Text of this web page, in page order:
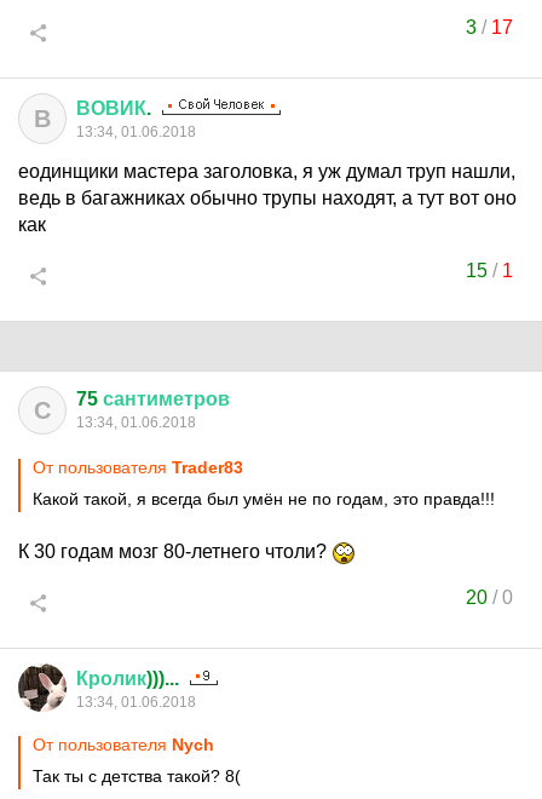
3 / 17
В ВОВИК.
13:34, 01.06.2018
еодинщики мастера заголовка, я уж думал труп нашли,
ведь в багажниках обычно трупы находят, а тут вот оно
как
15 / 1
С 75 сантиметров
13:34, 01.06.2018
От пользователя Trader83
Какой такой, я всегда был умён не по годам, это правда!!!
К 30 годам мозг 80-летнего чтоли?
20 /0
Кролик)))...
13:34, 01.06.2018
От пользователя Nych
Так ты с детства такой? 8(